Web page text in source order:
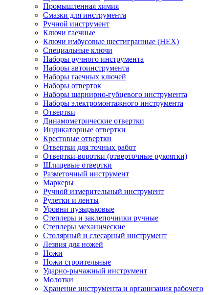
Промышленная химия
Смазки для инструмента
Ручной инструмент
Ключи гаечные
Ключи имбусовые шестигранные (HEX)
Специальные ключи
Наборы ручного инструмента
Наборы автоинструмента
Наборы гаечных ключей
Наборы отверток
Наборы шарнирно-губцевого инструмента
Наборы электромонтажного инструмента
Отвертки
Динамометрические отвертки
Индикаторные отвертки
Крестовые отвертки
Отвертки для точных работ
Отвертки-воротки (отверточные рукоятки)
Шлицевые отвертки
Разметочный инструмент
Маркеры
Ручной измерительный инструмент
Рулетки и ленты
Уровни пузырьковые
Степлеры и заклепочники ручные
Степлеры механические
Столярный и слесарный инструмент
Лезвия для ножей
Ножи
Ножи строительные
Ударно-рычажный инструмент
Молотки
Хранение инструмента и организация рабочего